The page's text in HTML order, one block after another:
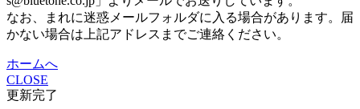
なお、まれに迷惑メールフォルダに入る場合があります。届
かない場合は上記アドレスまでご連絡ください。
ホームへ
CLOSE
更新完了